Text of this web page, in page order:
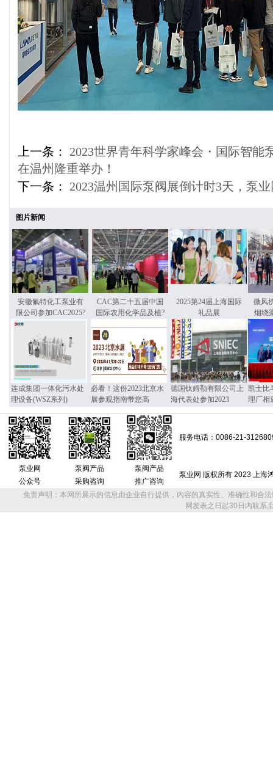
上一条：
2023世界青年科学家峰会・国际智能
在温州隆重举办！
下一条：
2023温州国际泵阀展倒计时3天，泵
图片新闻
安徽氟特化工泵业有
限公司参加CAC2025?
CAC第二十五届中国
国际农用化学品及植?
2025第24届上海国际
礼品展
微风
烟绕
连成集团一体化污水处
理设备(WSZ系列)
必看！这份2023北京水
展参观指南带您高
德国钛姆勒有限公司上
海代表处参加2023
凯士比
理厂相
服务电话：0086-21-
泵业网
公众号
泵阀产品
采购咨询
泵阀产品
推广咨询
泵业网 版权所有 2023 上海
免责声明：本网所展示的信息由企业自行提供，内容的真实性、准确性和合
网发表之日起30日内联系,